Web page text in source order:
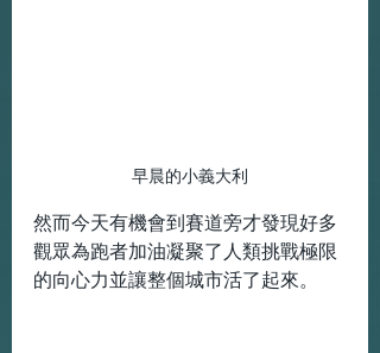
早晨的小義大利
然而今天有機會到賽道旁才發現好多
觀眾為跑者加油凝聚了人類挑戰極限
的向心力並讓整個城市活了起來。